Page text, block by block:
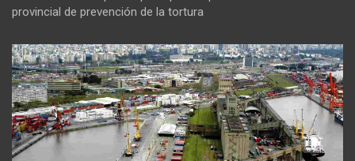
provincial de prevención de la tortura